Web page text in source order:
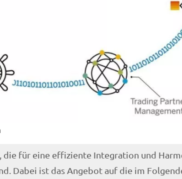
für eine effiziente Integration und
Dabei ist das Angebot auf die im